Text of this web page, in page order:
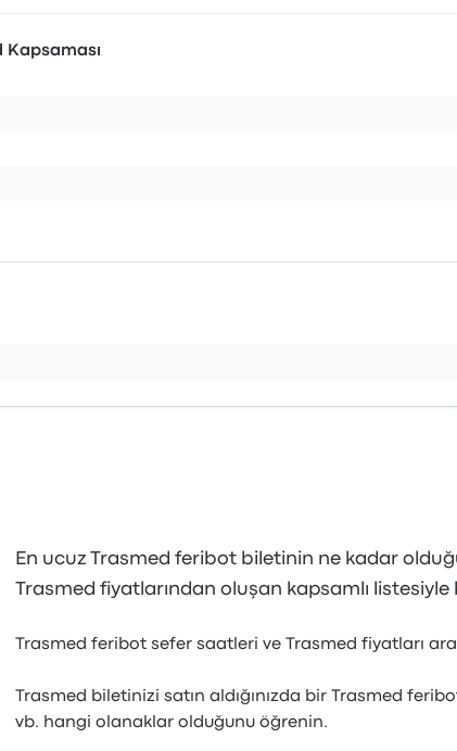
Kapsaması
En ucuz Trasmed feribot biletinin ne kadar
Trasmed fiyatlarından oluşan kapsamlı listesiyle
Trasmed feribot sefer saatleri ve Trasmed fiyatları
Trasmed biletinizi satın aldığınızda bir Trasmed
vb. hangi olanaklar olduğunu öğrenin.